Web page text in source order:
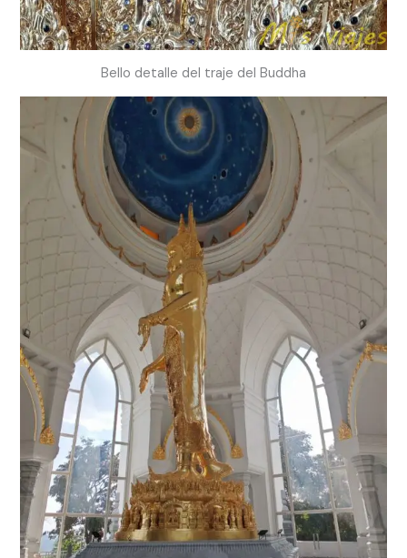
Bello detalle del traje del Buddha